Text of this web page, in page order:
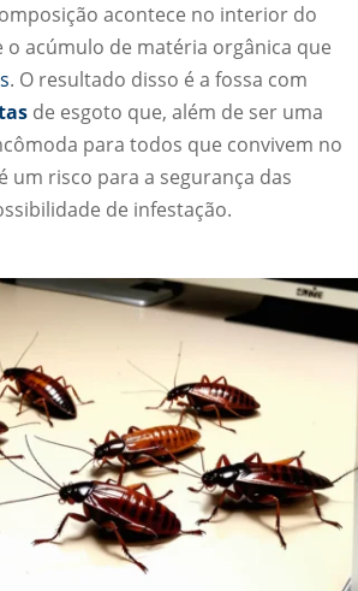
acontece no interior do
acúmulo de matéria orgânica que
. O resultado disso é a fossa com
de esgoto que, além de ser uma
para todos que convivem no
um risco para a segurança das
de infestação.